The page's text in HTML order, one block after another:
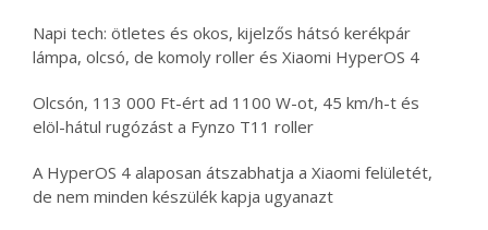
Napi tech: ötletes és okos, kijelzős hátsó kerékpár
lámpa, olcsó, de komoly roller és Xiaomi HyperOS 4
Olcsón, 113 000 Ft-ért ad 1100 W-ot, 45 km/h-t és
elöl-hátul rugózást a Fynzo T11 roller
A HyperOS 4 alaposan átszabhatja a Xiaomi felületét,
de nem minden készülék kapja ugyanazt